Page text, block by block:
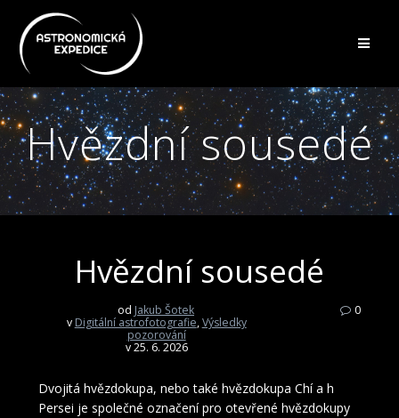
Hvězdní sousedé
Hvězdní sousedé
od Jakub Šotek
v Digitální astrofotografie,Výsledky
pozorování
v 25. 6. 2026
0
Dvojitá hvězdokupa, nebo také hvězdokupa Chí a h
Persei je společné označení pro otevřené hvězdokupy